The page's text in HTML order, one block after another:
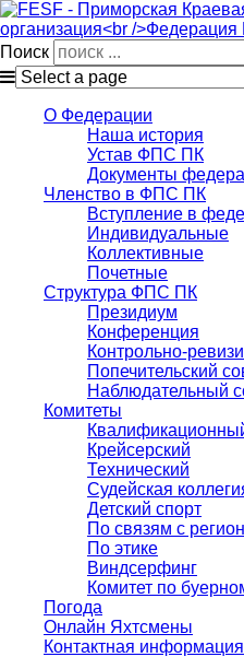
Поиск
О Федерации
Наша история
Устав ФПС ПК
Документы
Членство в ФПС ПК
Вступление в
Индивидуальные
Коллективные
Почетные
Структура ФПС ПК
Президиум
Конференция
Контрольно-
Попечительский
Наблюдательный
Комитеты
Крейсерский
Технический
Судейская
Детский спорт
По связям с
По этике
Виндсерфинг
Комитет по
Погода
Онлайн Яхтсмены
Контактная информация